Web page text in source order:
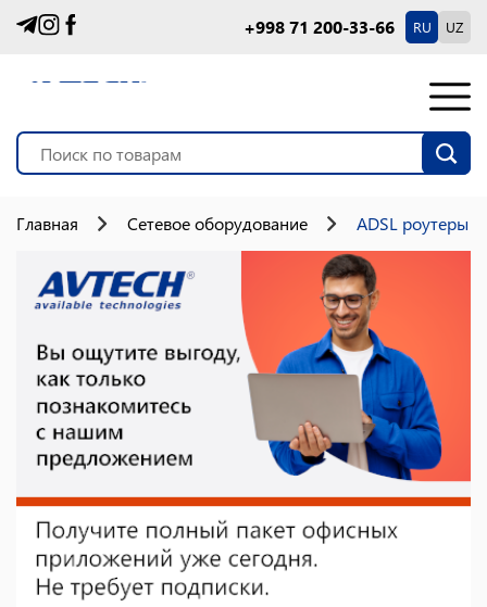
+998 71 200-33-66 RU UZ
Главная Сетевое оборудование ADSL роутеры